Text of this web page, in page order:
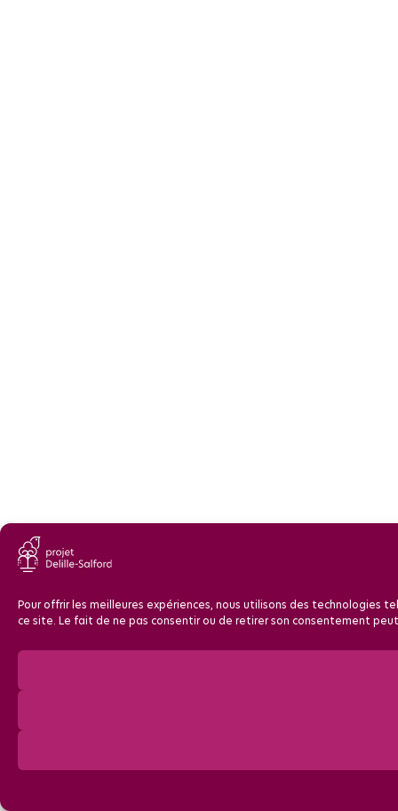
Pour offrir les meilleures expériences, nous utilisons des
ce site. Le fait de ne pas consentir ou de retirer son consentement